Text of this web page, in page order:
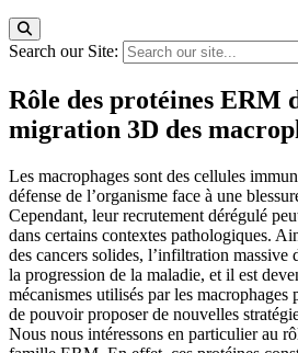
Search our Site:
Rôle des protéines ERM
migration 3D des
Les macrophages sont des cellules
défense de l’organisme face à une
Cependant, leur recrutement dérégulé
dans certains contextes pathologiques.
des cancers solides, l’infiltration massive
la progression de la maladie, et il est
mécanismes utilisés par les
de pouvoir proposer de nouvelles
Nous nous intéressons en particulier au